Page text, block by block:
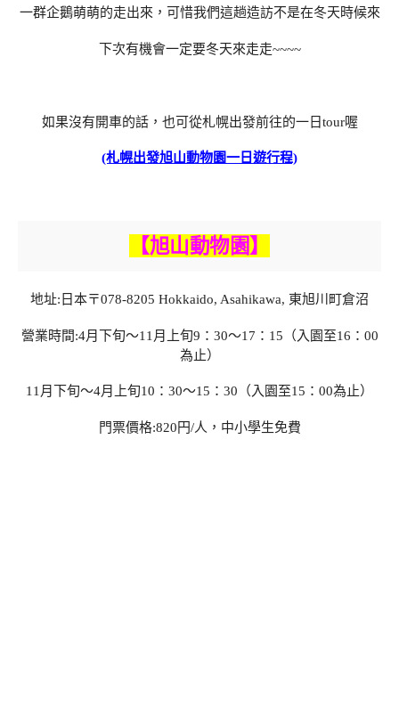
一群企鵝萌萌的走出來，可惜我們這趟造訪不是在冬天時候來
下次有機會一定要冬天來走走~~~~
如果沒有開車的話，也可從札幌出發前往的一日tour喔
(札幌出發旭山動物園一日遊行程)
【旭山動物園】
地址:日本〒078-8205 Hokkaido, Asahikawa, 東旭川町倉沼
營業時間:4月下旬～11月上旬9：30～17：15（入園至16：00
為止）
11月下旬～4月上旬10：30～15：30（入園至15：00為止）
門票價格:820円/人，中小學生免費